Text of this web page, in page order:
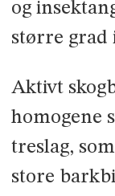
og
større
Aktivt
homogene
treslag,
store